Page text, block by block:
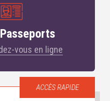
vous en ligne
ACCÈS RAPIDE